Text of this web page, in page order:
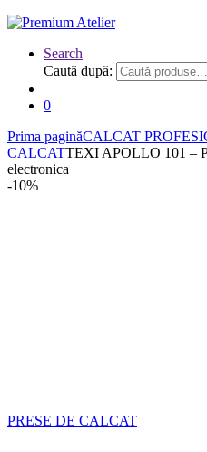
Search
Caută după:
0
Prima paginăCALCAT
CALCATTEXI APOLLO 101 –
electronica
-10%
PRESE DE CALCAT